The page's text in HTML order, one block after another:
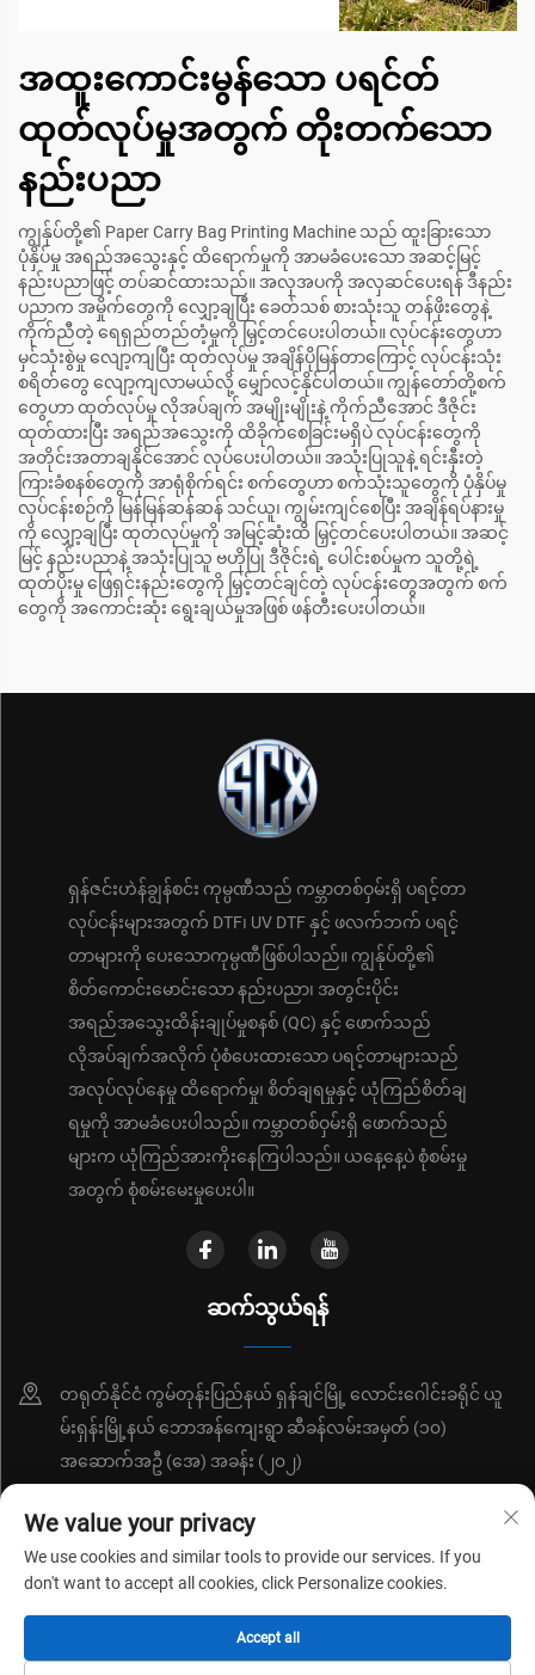
အထူးကောင်းမွန်သော ပရင်တ်
ထုတ်လုပ်မှုအတွက် တိုးတက်သော
နည်းပညာ
ကျွန်ုပ်တို့၏ Paper Carry Bag Printing Machine သည် ထူးခြားသော
ပုံနှိပ်မှု အရည်အသွေးနှင့် ထိရောက်မှုကို အာမခံပေးသော အဆင့်မြင့်
နည်းပညာဖြင့် တပ်ဆင်ထားသည်။ အလှအပကို အလှဆင်ပေးရန် ဒီနည်း
ပညာက အမှိုက်တွေကို လျှော့ချပြီး ခေတ်သစ် စားသုံးသူ တန်ဖိုးတွေနဲ့
ကိုက်ညီတဲ့ ရေရှည်တည်တံ့မှုကို မြှင့်တင်ပေးပါတယ်။ လုပ်ငန်းတွေဟာ
မှင်သုံးစွဲမှု လျော့ကျပြီး ထုတ်လုပ်မှု အချိန်ပိုမြန်တာကြောင့် လုပ်ငန်းသုံး
စရိတ်တွေ လျော့ကျလာမယ်လို့ မျှော်လင့်နိုင်ပါတယ်။ ကျွန်တော်တို့စက်
တွေဟာ ထုတ်လုပ်မှု လိုအပ်ချက် အမျိုးမျိုးနဲ့ ကိုက်ညီအောင် ဒီဇိုင်း
ထုတ်ထားပြီး အရည်အသွေးကို ထိခိုက်စေခြင်းမရှိပဲ လုပ်ငန်းတွေကို
အတိုင်းအတာချနိုင်အောင် လုပ်ပေးပါတယ်။ အသုံးပြုသူနဲ့ ရင်းနှီးတဲ့
ကြားခံစနစ်တွေကို အာရုံစိုက်ရင်း စက်တွေဟာ စက်သုံးသူတွေကို ပုံနှိပ်မှု
လုပ်ငန်းစဉ်ကို မြန်မြန်ဆန်ဆန် သင်ယူ၊ ကျွမ်းကျင်စေပြီး အချိန်ရပ်နားမှု
ကို လျှော့ချပြီး ထုတ်လုပ်မှုကို အမြင့်ဆုံးထိ မြှင့်တင်ပေးပါတယ်။ အဆင့်
မြင့် နည်းပညာနဲ့ အသုံးပြုသူ ဗဟိုပြု ဒီဇိုင်းရဲ့ ပေါင်းစပ်မှုက သူတို့ရဲ့
ထုတ်ပိုးမှု ဖြေရှင်းနည်းတွေကို မြှင့်တင်ချင်တဲ့ လုပ်ငန်းတွေအတွက် စက်
တွေကို အကောင်းဆုံး ရွေးချယ်မှုအဖြစ် ဖန်တီးပေးပါတယ်။
ရှန်ဇင်းဟဲန်ချွန်စင်း ကုမ္ပဏီသည် ကမ္ဘာတစ်ဝှမ်းရှိ ပရင့်တာ
လုပ်ငန်းများအတွက် DTF၊ UV DTF နှင့် ဖလက်ဘက် ပရင့်
တာများကို ပေးသောကုမ္ပဏီဖြစ်ပါသည်။ ကျွန်ုပ်တို့၏
စိတ်ကောင်းမောင်းသော နည်းပညာ၊ အတွင်းပိုင်း
အရည်အသွေးထိန်းချုပ်မှုစနစ် (QC) နှင့် ဖောက်သည်
လိုအပ်ချက်အလိုက် ပုံစံပေးထားသော ပရင့်တာများသည်
အလုပ်လုပ်နေမှု ထိရောက်မှု၊ စိတ်ချရမှုနှင့် ယုံကြည်စိတ်ချ
ရမှုကို အာမခံပေးပါသည်။ ကမ္ဘာတစ်ဝှမ်းရှိ ဖောက်သည်
များက ယုံကြည်အားကိုးနေကြပါသည်။ ယနေ့နေ့ပဲ စုံစမ်းမှု
အတွက် စုံစမ်းမေးမှုပေးပါ။
ဆက်သွယ်ရန်
တရုတ်နိုင်ငံ ကွမ်တုန်းပြည်နယ် ရှန်ချင်မြို့ လောင်းဂေါင်းခရိုင် ယူ
မ်းရှန်းမြို့နယ် ဘောအန်ကျေးရွာ ဆီခန်လမ်းအမှတ် (၁၀)
အဆောက်အဦ (အေ) အခန်း (၂၀၂)
+86-18214652676
[email protected]
ကူးယပ်ရိုက် © ၂၀၂၆ မှ ရှန်းက်ဇင်း ရှန်ချွောင်ရှင်း နည်းပညာ ကုမ္ပဏီအော် လီ
မိတ်ဒ်မှ လုံခြုံရေးမူဝါဒ
We value your privacy
We use cookies and similar tools to provide our services. If you
don't want to accept all cookies, click Personalize cookies.
Accept all